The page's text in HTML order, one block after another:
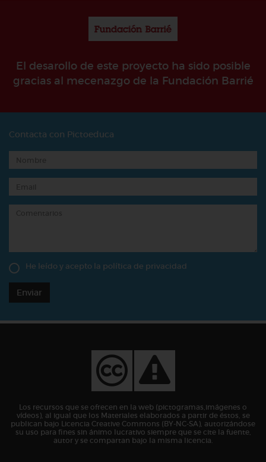
El desarollo de este proyecto ha sido posible
gracias al mecenazgo de la Fundación Barrié
Contacta con Pictoeduca
He leído y acepto la política de privacidad
Enviar
Los recursos que se ofrecen en la web (pictogramas,imágenes o
vídeos), al igual que los Materiales elaborados a partir de éstos, se
publican bajo Licencia Creative Commons (BY-NC-SA), autorizándose
su uso para fines sin ánimo lucrativo siempre que se cite la fuente,
autor y se compartan bajo la misma licencia.